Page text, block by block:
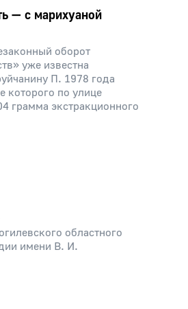
— с марихуаной
оборот
уже известна
П. 1978 года
которого по улице
грамма экстракционного
областного
имени В. И.